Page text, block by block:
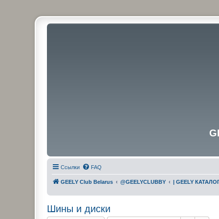
Ссылки FAQ
GEELY Club Belarus @GEELYCLUBBY | GEELY
Шины и диски